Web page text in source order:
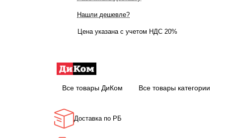
Нашли дешевле?
Цена указана с учетом НДС 20%
Все товары ДиКом Все товары категории
Доставка по РБ